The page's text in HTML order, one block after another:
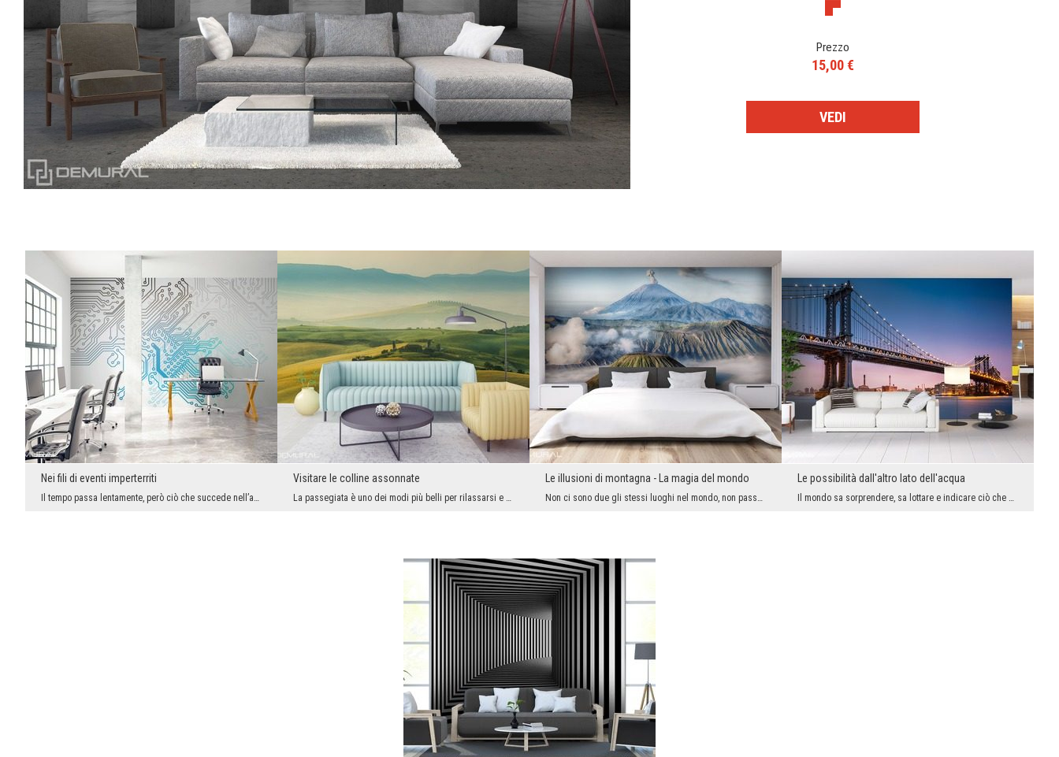
Prezzo
15,00 €
VEDI
Nei fili di eventi imperterriti
Il tempo passa lentamente, però ciò che succede nell’arco di pochi giorni, per alcuni può essere ...
Visitare le colline assonnate
La passegiata è uno dei modi più belli per rilassarsi e riposare. Se desideri sentirti speciale, ...
Le illusioni di montagna - La magia del mondo
Non ci sono due gli stessi luoghi nel mondo, non passeremo mai gli stessi momenti, non sentiremo ...
Le possibilità dall'altro lato dell'acqua
Il mondo sa sorprendere, sa lottare e indicare ciò che per esso è più importante. Se desideri ess...